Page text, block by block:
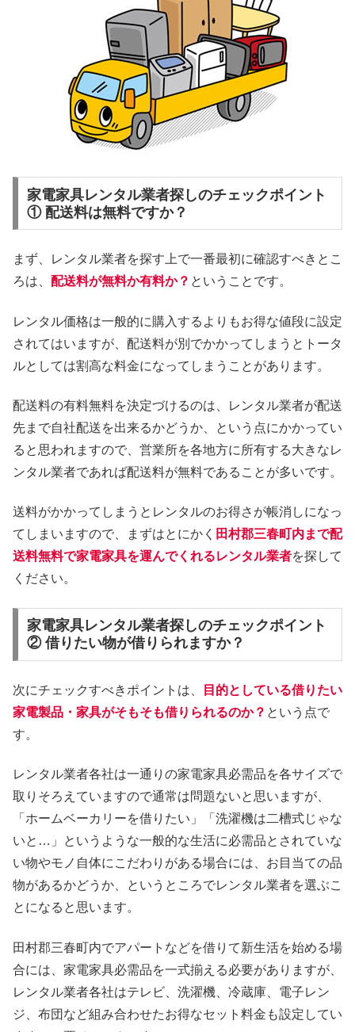
家電家具レンタル業者探しのチェックポイント
① 配送料は無料ですか？
まず、レンタル業者を探す上で一番最初に確認すべきとこ
ろは、 配送料が無料か有料か？ ということです。
レンタル価格は一般的に購入するよりもお得な値段に設定
されてはいますが、配送料が別でかかってしまうとトータ
ルとしては割高な料金になってしまうことがあります。
配送料の有料無料を決定づけるのは、レンタル業者が配送
先まで自社配送を出来るかどうか、という点にかかってい
ると思われますので、営業所を各地方に所有する大きなレ
ンタル業者であれば配送料が無料であることが多いです。
送料がかかってしまうとレンタルのお得さが帳消しになっ
てしまいますので、まずはとにかく 田村郡三春町内まで配
送料無料で家電家具を運んでくれるレンタル業者を探して
ください。
家電家具レンタル業者探しのチェックポイント
② 借りたい物が借りられますか？
次にチェックすべきポイントは、
目的としている借りたい
家電製品・家具がそもそも借りられるのか？ という点で
す。
レンタル業者各社は一通りの家電家具必需品を各サイズで
取りそろえていますので通常は問題ないと思いますが、
「ホームベーカリーを借りたい」「洗濯機は二槽式じゃな
いと…」というような一般的な生活に必需品とされていな
い物やモノ自体にこだわりがある場合には、お目当ての品
物があるかどうか、というところでレンタル業者を選ぶこ
とになると思います。
田村郡三春町内でアパートなどを借りて新生活を始める場
合には、家電家具必需品を一式揃える必要がありますが、
レンタル業者各社はテレビ、洗濯機、冷蔵庫、電子レン
ジ、布団など組み合わせたお得なセット料金も設定してい